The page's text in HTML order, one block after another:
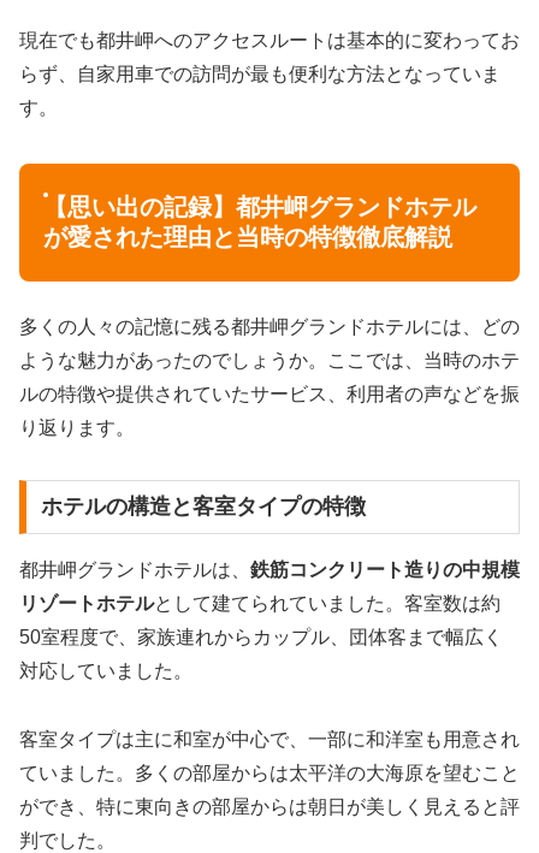
現在でも都井岬へのアクセスルートは基本的に変わってお
らず、自家用車での訪問が最も便利な方法となっていま
す。
【思い出の記録】都井岬グランドホテル
が愛された理由と当時の特徴徹底解説
多くの人々の記憶に残る都井岬グランドホテルには、どの
ような魅力があったのでしょうか。ここでは、当時のホテ
ルの特徴や提供されていたサービス、利用者の声などを振
り返ります。
ホテルの構造と客室タイプの特徴
都井岬グランドホテルは、 鉄筋コンクリート造りの中規模
リゾートホテルとして建てられていました。客室数は約
50室程度で、家族連れからカップル、団体客まで幅広く
対応していました。
客室タイプは主に和室が中心で、一部に和洋室も用意され
ていました。多くの部屋からは太平洋の大海原を望むこと
ができ、特に東向きの部屋からは朝日が美しく見えると評
判でした。